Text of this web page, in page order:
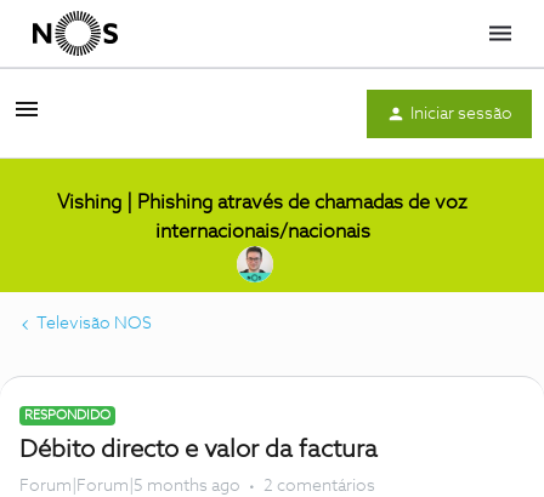
Menu
Iniciar sessão
Vishing | Phishing através de chamadas de voz
internacionais/nacionais
Televisão NOS
RESPONDIDO
Débito directo e valor da factura
Forum|Forum|5 months ago 2 comentários